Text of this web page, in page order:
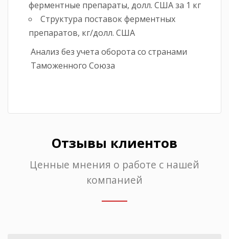
ферментные препараты, долл. США за 1 кг
Структура поставок ферментных
препаратов, кг/долл. США
Анализ без учета оборота со странами
Таможенного Союза
Отзывы клиентов
Ценные мнения о работе с нашей
компанией